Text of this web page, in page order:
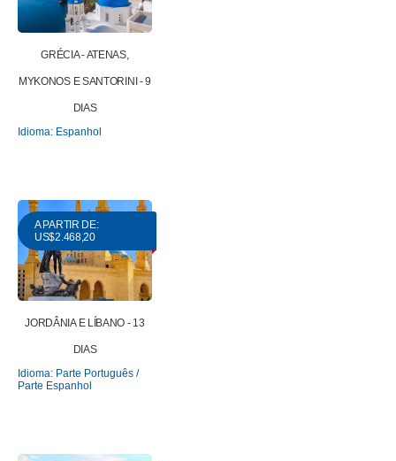
GRÉCIA - ATENAS,
MYKONOS E SANTORINI - 9
DIAS
Idioma: Espanhol
A PARTIR DE:
US$2.468,20
JORDÂNIA E LÍBANO - 13
DIAS
Idioma: Parte Português /
Parte Espanhol